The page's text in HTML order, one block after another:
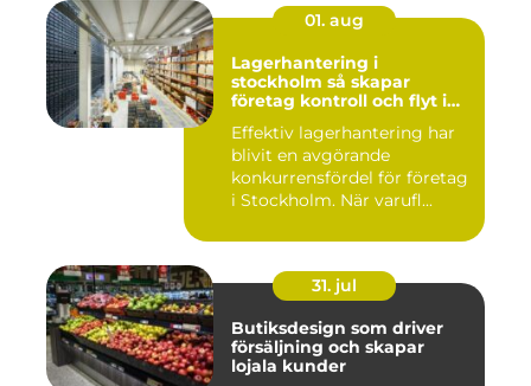
01. aug
Lagerhantering i
stockholm så skapar
företag kontroll och flyt i
Effektiv lagerhantering har
blivit en avgörande
konkurrensfördel för företag
i Stockholm. När varufl...
31. jul
Butiksdesign som driver
försäljning och skapar
lojala kunder